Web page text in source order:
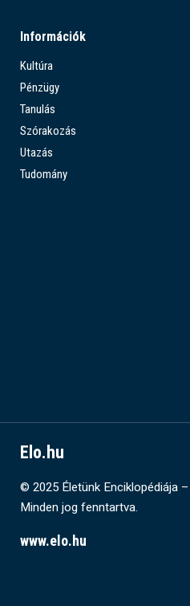
Információk
Kultúra
Pénzügy
Tanulás
Szórakozás
Utazás
Tudomány
Elo.hu
© 2025 Életünk Enciklopédiája –
Minden jog fenntartva.
www.elo.hu